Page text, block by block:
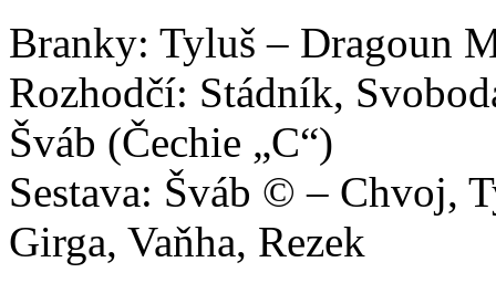
Branky: Tyluš – Dragoun
Rozhodčí: Stádník,
Šváb (Čechie „C“)
Sestava: Šváb © – Chvoj,
Girga, Vaňha, Rezek